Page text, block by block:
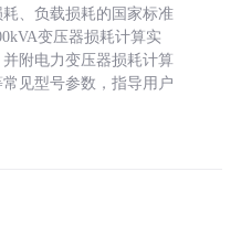
、负载损耗的国家标准
变压器损耗计算实
附电力变压器损耗计算
常见型号参数，指导用户